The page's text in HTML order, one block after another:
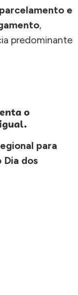
e
,
predominante
o
para
Dia dos